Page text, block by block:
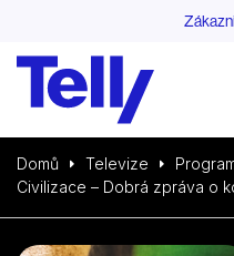
Domů Televize
Civilizace – Dobrá zpráva o